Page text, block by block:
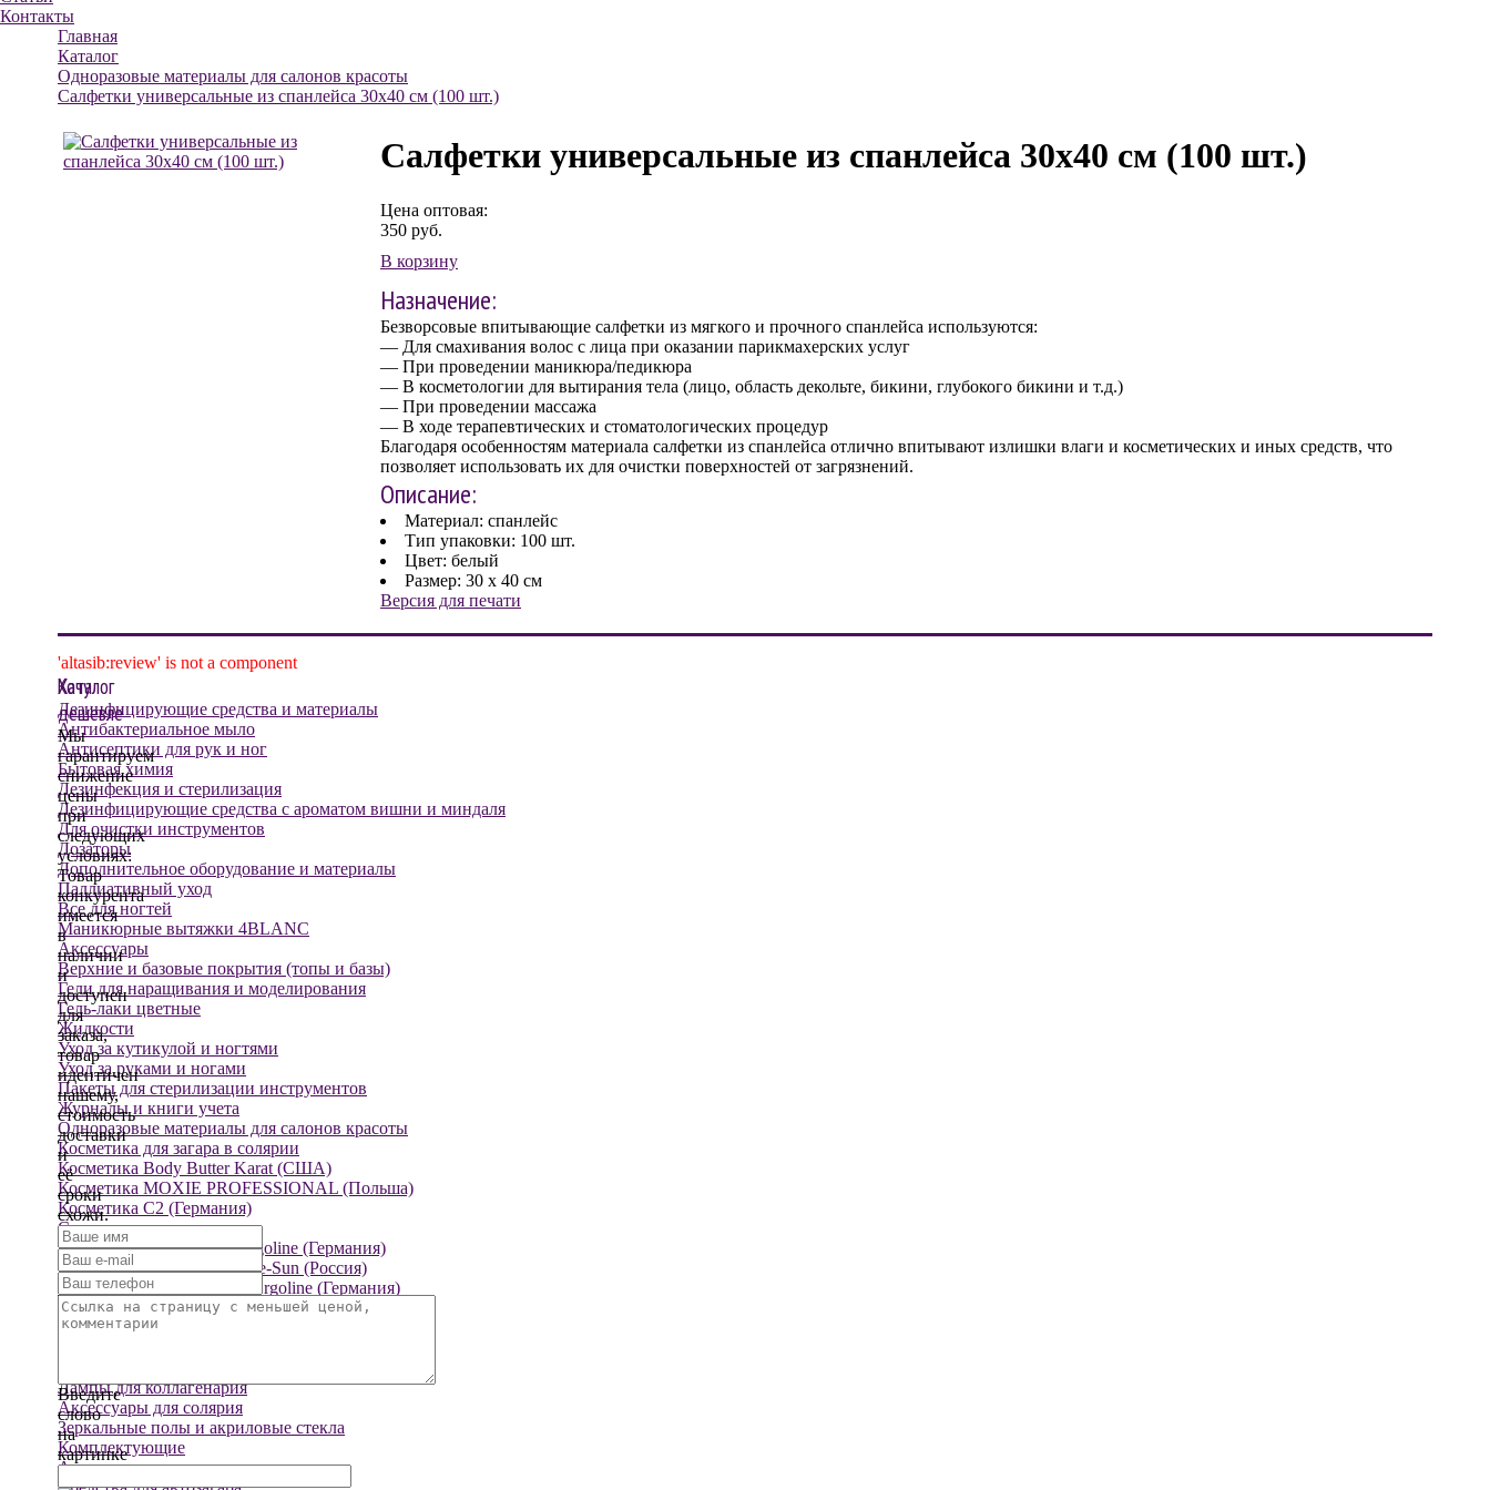
Контакты
Главная
Каталог
Одноразовые материалы для салонов красоты
Салфетки универсальные из спанлейса 30х40 см (100 шт.)
Салфетки универсальные из спанлейса 30х40 см (100 шт.)
Цена оптовая:
350 руб.
В корзину
Назначение:
Безворсовые впитывающие салфетки из мягкого и прочного спанлейса используются:
— Для смахивания волос с лица при оказании парикмахерских услуг
— При проведении маникюра/педикюра
— В косметологии для вытирания тела (лицо, область декольте, бикини, глубокого бикини и т.д.)
— При проведении массажа
— В ходе терапевтических и стоматологических процедур
Благодаря особенностям материала салфетки из спанлейса отлично впитывают излишки влаги и косметических и иных средств, что
позволяет использовать их для очистки поверхностей от загрязнений.
Описание:
Материал: спанлейс
Тип упаковки: 100 шт.
Цвет: белый
Размер: 30 х 40 см
Версия для печати
'altasib:review' is not a component
Хочу
дешевле
Мы
гарантируем
снижение
цены
при
следующих
условиях:
Товар
конкурента
имеется
в
наличии
и
доступен
для
заказа,
товар
идентичен
нашему,
стоимость
доставки
и
её
сроки
схожи.
Введите
слово
на
картинке
Каталог
Дезинфицирующие средства и материалы
Антибактериальное мыло
Антисептики для рук и ног
Бытовая химия
Дезинфекция и стерилизация
Дезинфицирующие средства с ароматом вишни и миндаля
Для очистки инструментов
Дозаторы
Дополнительное оборудование и материалы
Паллиативный уход
Все для ногтей
Маникюрные вытяжки 4BLANC
Аксессуары
Верхние и базовые покрытия (топы и базы)
Гели для наращивания и моделирования
Гель-лаки цветные
Жидкости
Уход за кутикулой и ногтями
Уход за руками и ногами
Пакеты для стерилизации инструментов
Журналы и книги учета
Одноразовые материалы для салонов красоты
Косметика для загара в солярии
Косметика Body Butter Karat (США)
Косметика MOXIE PROFESSIONAL (Польша)
Косметика С2 (Германия)
Солярии
Вертикальные солярии Ergoline (Германия)
Вертикальные солярии Fire-Sun (Россия)
Горизонтальные солярии Ergoline (Германия)
Лампы для солярия
Лампы для солярия Lightvintage by Lighttech
Лампы для коллагенария
Аксессуары для солярия
Зеркальные полы и акриловые стекла
Комплектующие
Автозагар